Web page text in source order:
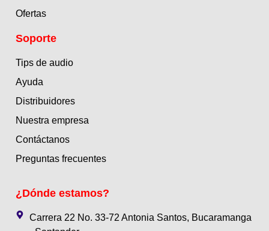
Ofertas
Soporte
Tips de audio
Ayuda
Distribuidores
Nuestra empresa
Contáctanos
Preguntas frecuentes
¿Dónde estamos?
Carrera 22 No. 33-72 Antonia Santos, Bucaramanga